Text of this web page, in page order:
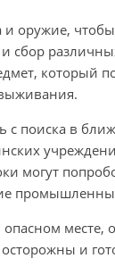
и оружие,
сбор
который
с поиска в
могут
опасном
и